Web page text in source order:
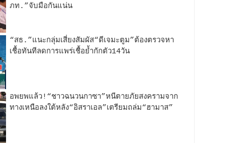
ภท.”จับมือกันแน่น
“สธ.”แนะกลุ่มเสี่ยงสัมผัส“ดีเจมะตูม”ต้องตรวจหา
เชื้อทันทีลดการแพร่เชื้อย้ำกักตัว14วัน
อพยพแล้ว!“ชาวฉนวนกาซา”หนีตายภัยสงครามจาก
ทางเหนือลงใต้หลัง“อิสราเอล”เตรียมถล่ม“ฮามาส”